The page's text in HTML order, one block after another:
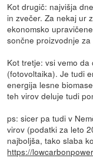
Kot drugič: najvišja
in zvečer. Za nekaj ur
ekonomsko
sončne proizvodnje
Kot tretje: vsi vemo
(fotovoltaika). Je tudi
energija lesne
teh virov deluje tudi
ps: sicer pa tudi v
virov (podatki za leto
najboljša, tako slaba
https://